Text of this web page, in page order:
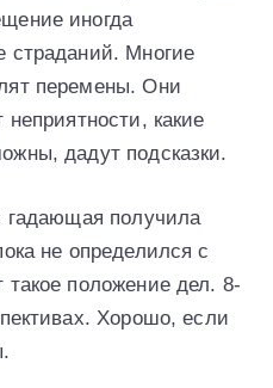
иногда
страданий. Многие
перемены. Они
неприятности, какие
дадут подсказки.
гадающая получила
не определился с
такое положение дел. 8-
Хорошо, если